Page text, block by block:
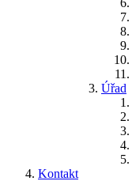
Úřad
Kontakt